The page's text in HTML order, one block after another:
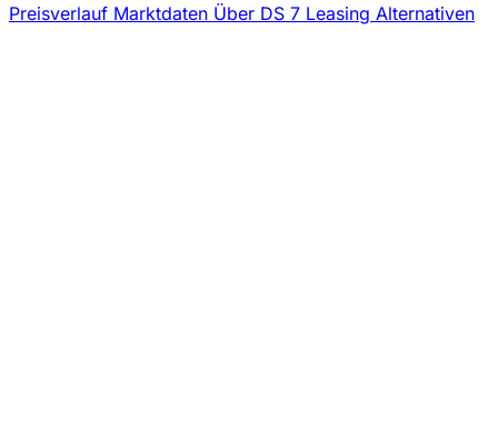
Preisverlauf Marktdaten Über DS 7 Leasing Alternativen